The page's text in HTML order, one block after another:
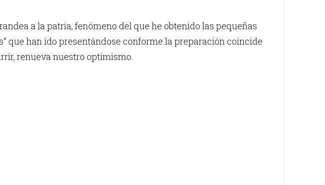
a la patria, fenómeno del que he obtenido las pequeñas
que han ido presentándose conforme la preparación coincide
renueva nuestro optimismo.